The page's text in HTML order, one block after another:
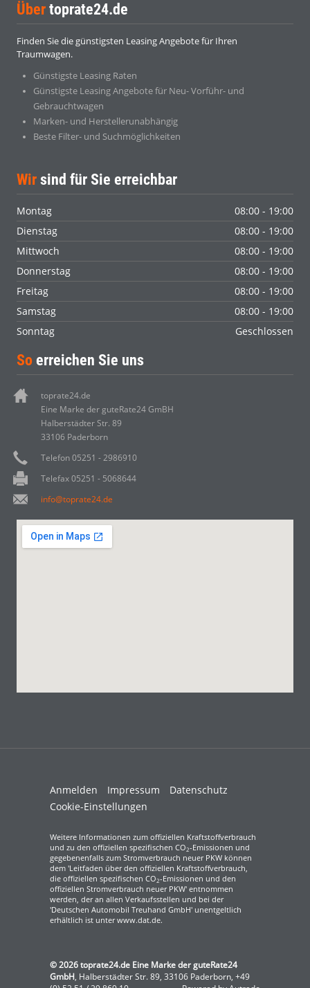
Über toprate24.de
Finden Sie die günstigsten Leasing Angebote für Ihren
Traumwagen.
Günstigste Leasing Raten
Günstigste Leasing Angebote für Neu- Vorführ- und
Gebrauchtwagen
Marken- und Herstellerunabhängig
Beste Filter- und Suchmöglichkeiten
Wir sind für Sie erreichbar
Montag
08:00 - 19:00
Dienstag
08:00 - 19:00
Mittwoch
08:00 - 19:00
Donnerstag
08:00 - 19:00
Freitag
08:00 - 19:00
Samstag
08:00 - 19:00
Sonntag
Geschlossen
So erreichen Sie uns
toprate24.de
Eine Marke der guteRate24 GmBH
Halberstädter Str. 89
33106 Paderborn
Telefon 05251 - 2986910
Telefax 05251 - 5068644
info@toprate24.de
Anmelden Impressum
Datenschutz
Cookie-Einstellungen
Weitere Informationen zum offiziellen Kraftstoffverbrauch
und zu den offiziellen spezifischen CO2-Emissionen und
gegebenenfalls zum Stromverbrauch neuer PKW können
dem 'Leitfaden über den offiziellen Kraftstoffverbrauch,
die offiziellen spezifischen CO2-Emissionen und den
offiziellen Stromverbrauch neuer PKW' entnommen
werden, der an allen Verkaufsstellen und bei der
'Deutschen Automobil Treuhand GmbH' unentgeltlich
erhältlich ist unter www.dat.de.
© 2026toprate24.de Eine Marke der guteRate24
GmbH, Halberstädter Str. 89, 33106 Paderborn, +49